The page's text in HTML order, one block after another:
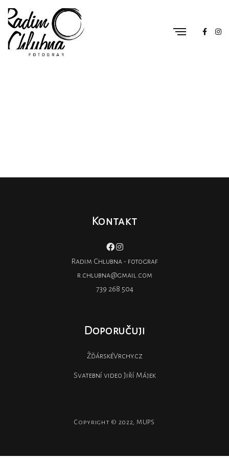
Kontakt
Radim Chlubna - fotograf
r.chlubna@gmail.com
739 268 504
Doporučuji
ŽďárskéVrchy.cz
Svatební video Jiří Májek
Copyright © 2022, MUPS